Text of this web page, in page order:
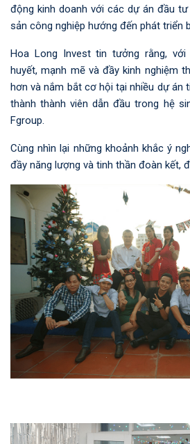
động kinh doanh với các dự án đầu
sản công nghiệp hướng đến phát triển
Hoa Long Invest tin tưởng rằng,
huyết, mạnh mẽ và đầy kinh nghiệm
hơn và nắm bắt cơ hội tại nhiều dự án
thành thành viên dẫn đầu trong hệ
Fgroup.
Cùng nhìn lại những khoảnh khắc ý
đầy năng lượng và tinh thần đoàn kết,